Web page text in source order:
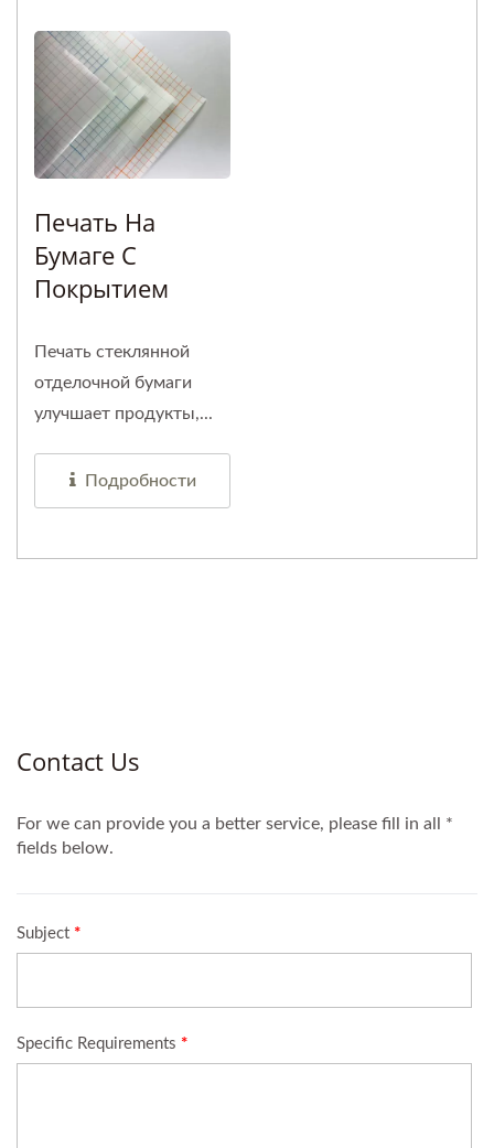
Печать На
Бумаге С
Покрытием
Печать стеклянной
отделочной бумаги
улучшает продукты,...
Подробности